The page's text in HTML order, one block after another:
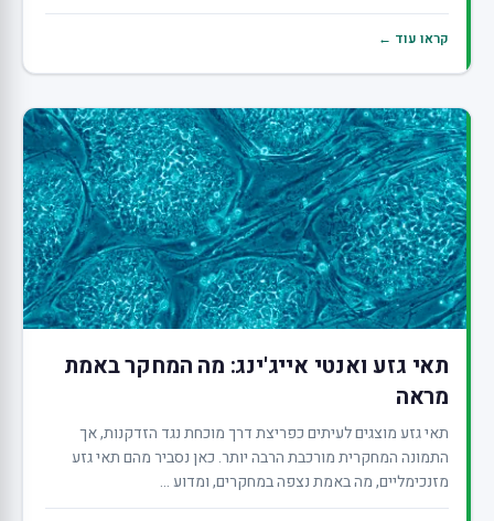
קראו עוד ←
תאי גזע ואנטי אייג'ינג: מה המחקר באמת
מראה
תאי גזע מוצגים לעיתים כפריצת דרך מוכחת נגד הזדקנות, אך
התמונה המחקרית מורכבת הרבה יותר. כאן נסביר מהם תאי גזע
מזנכימליים, מה באמת נצפה במחקרים, ומדוע ...